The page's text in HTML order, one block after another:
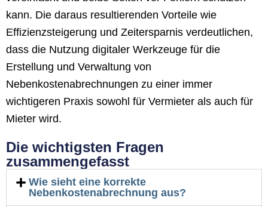
kann. Die daraus resultierenden Vorteile wie
Effizienzsteigerung und Zeitersparnis verdeutlichen,
dass die Nutzung digitaler Werkzeuge für die
Erstellung und Verwaltung von
Nebenkostenabrechnungen zu einer immer
wichtigeren Praxis sowohl für Vermieter als auch für
Mieter wird.
Die wichtigsten Fragen
zusammengefasst
Wie sieht eine korrekte
Nebenkostenabrechnung aus?